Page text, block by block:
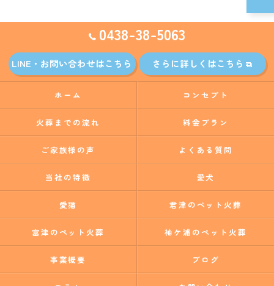
0438-38-5063
LINE・お問い合わせはこちら さらに詳しくはこちら
ホーム コンセプト
火葬までの流れ 料金プラン
ご家族様の声 よくある質問
当社の特徴 愛犬
愛猫 君津のペット火葬
富津のペット火葬 袖ケ浦のペット火葬
事業概要 ブログ